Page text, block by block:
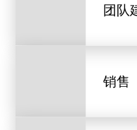
团队
销售